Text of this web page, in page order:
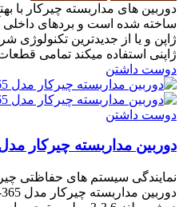
دوربین های مداربسته چیرکار با
ژاپن و یا از جدیدترین تکنولوژی
ژاپنی استفاده میکند تمامی
دوست داشتن
دوست داشتن
دوربین مداربسته چیرکار مدل
نمایندگی سیستم های حفاظتی